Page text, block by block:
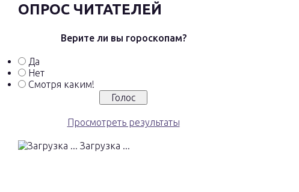
ОПРОС ЧИТАТЕЛЕЙ
Верите ли вы гороскопам?
Да
Нет
Смотря каким!
Просмотреть результаты
Загрузка ...